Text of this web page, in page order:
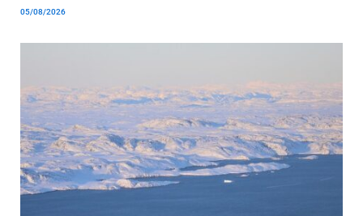
05/08/2026